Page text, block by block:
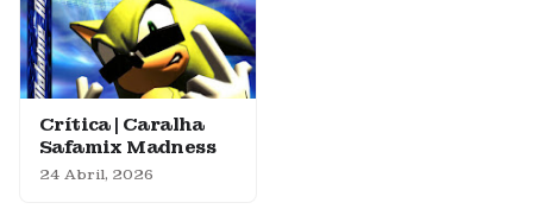
Crítica | Caralha
Safamix Madness
24 Abril, 2026